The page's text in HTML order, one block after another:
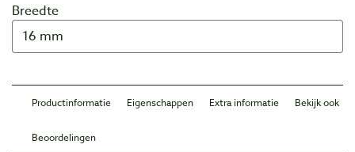
Breedte
Productinformatie Eigenschappen Extra informatie Bekijk ook
Beoordelingen